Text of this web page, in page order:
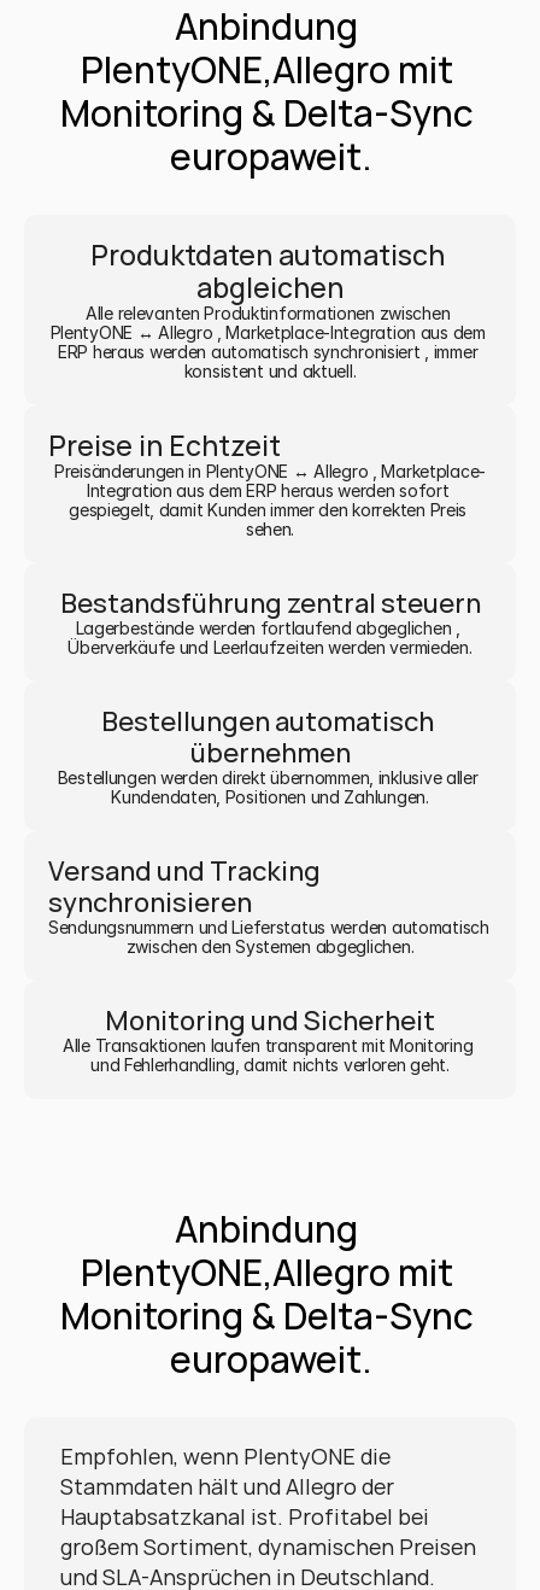
Anbindung
PlentyONE,Allegro mit
Monitoring & Delta-Sync
europaweit.
Produktdaten automatisch
abgleichen
Alle relevanten Produktinformationen zwischen
PlentyONE ↔ Allegro , Marketplace-Integration aus dem
ERP heraus werden automatisch synchronisiert , immer
konsistent und aktuell.
Preise in Echtzeit
Preisänderungen in PlentyONE ↔ Allegro , Marketplace-
Integration aus dem ERP heraus werden sofort
gespiegelt, damit Kunden immer den korrekten Preis
sehen.
Bestandsführung zentral steuern
Lagerbestände werden fortlaufend abgeglichen ,
Überverkäufe und Leerlaufzeiten werden vermieden.
Bestellungen automatisch
übernehmen
Bestellungen werden direkt übernommen, inklusive aller
Kundendaten, Positionen und Zahlungen.
Versand und Tracking
synchronisieren
Sendungsnummern und Lieferstatus werden automatisch
zwischen den Systemen abgeglichen.
Monitoring und Sicherheit
Alle Transaktionen laufen transparent mit Monitoring
und Fehlerhandling, damit nichts verloren geht.
Anbindung
PlentyONE,Allegro mit
Monitoring & Delta-Sync
europaweit.
Empfohlen, wenn PlentyONE die
Stammdaten hält und Allegro der
Hauptabsatzkanal ist. Profitabel bei
großem Sortiment, dynamischen Preisen
und SLA-Ansprüchen in Deutschland.